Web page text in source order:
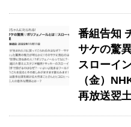
番組告知
サケの驚
スローイ
（金）
再放送翌